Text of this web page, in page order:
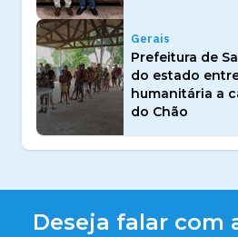
Gerais
Prefeitura de
do estado
humanitária a
do Chão
Deseja falar com